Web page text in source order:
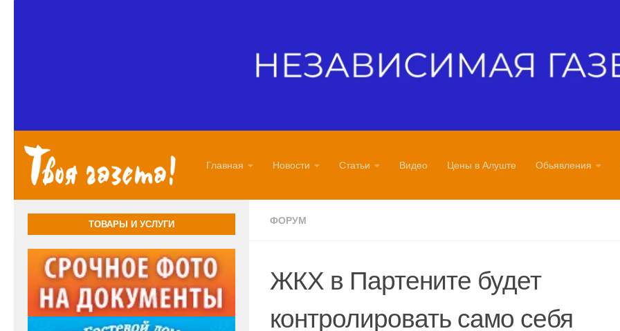
Главная Новости Статьи Видео Цены в Алуште Обьявления
ФОРУМ
ЖКХ в Партените будет
контролировать само себя
ТОВАРЫ И УСЛУГИ